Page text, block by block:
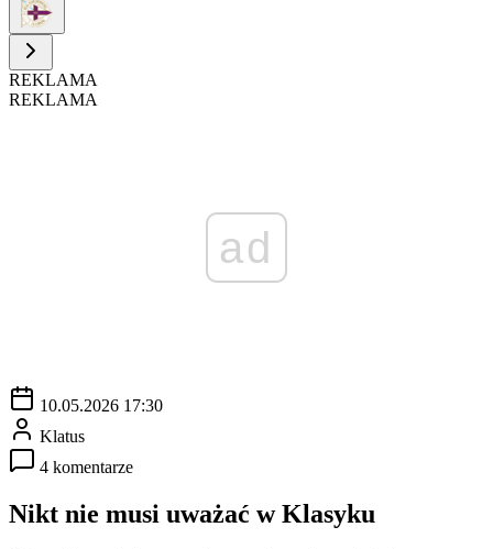
REKLAMA
REKLAMA
ad
10.05.2026 17:30
Klatus
4 komentarze
Nikt nie musi uważać w Klasyku